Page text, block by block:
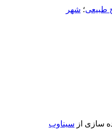
طبیعی؛ شهر
سازی از سیناوب